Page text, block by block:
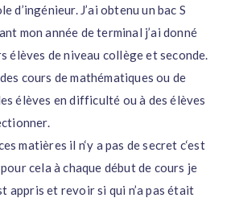
d’ingénieur. J’ai obtenu un bac S
mon année de terminal j’ai donné
élèves de niveau collège et seconde.
cours de mathématiques ou de
élèves en difficulté ou à des élèves
matières il n‘y a pas de secret c‘est
cela à chaque début de cours je
appris et revoir si qui n’a pas était